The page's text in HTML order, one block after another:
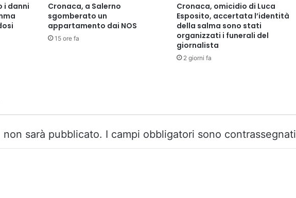
i danni
Cronaca, a Salerno
sgomberato un
appartamento dai NOS
15 ore fa
Cronaca, omicidio di Luca
Esposito, accertata l’identità
della salma sono stati
organizzati i funerali del
giornalista
2 giorni fa
sarà pubblicato. I campi obbligatori sono contrassegnati